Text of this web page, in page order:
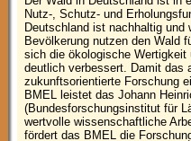
Nutz-, Schutz- und
Deutschland ist nachhaltig und
Bevölkerung nutzen den Wald
sich die ökologische Wertigkeit
deutlich verbessert. Damit das
zukunftsorientierte Forschung
BMEL leistet das Johann
(Bundesforschungsinstitut für
wertvolle wissenschaftliche
fördert das BMEL die